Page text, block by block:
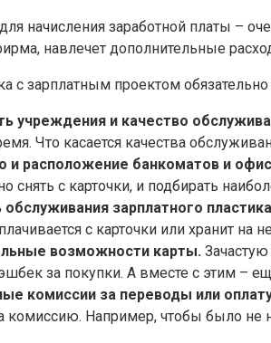
начисления заработной платы –
навлечет дополнительные
с зарплатным проектом
учреждения и качество
Что касается качества
и расположение банкоматов и
снять с карточки, и подбирать
зарплатного
с карточки или хранит
возможности карты.
за покупки. А вместе с этим –
комиссии за переводы или
комиссию. Например, чтобы было